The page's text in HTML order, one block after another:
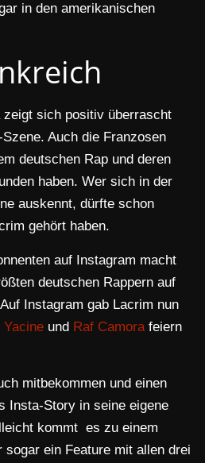
in den amerikanischen
sich positiv überrascht
Auch die Franzosen
deutschen Rap und deren
haben. Wer sich in der
auskennt, dürfte schon
gehört haben.
auf Instagram macht
deutschen Rappern auf
Instagram gab Lacrim nun
Yacine und Raf Camorafeiern
mitbekommen und einen
Insta-Story in seine eigene
kommt es zu einem
sogar ein Feature mit allen drei